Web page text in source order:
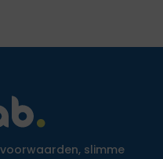
slimme